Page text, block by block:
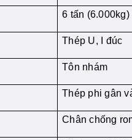
6 tấn (6.000kg)
Thép U, I đúc
Tôn nhám
Thép phi gân
Chân chống